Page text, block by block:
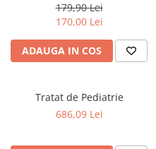
Kids Book Club
Literatura Scolara
Lecturi Scolare
Lumea Copilariei
179,90 Lei
170,00 Lei
ADAUGA IN COS
Tratat de Pediatrie
686,09 Lei